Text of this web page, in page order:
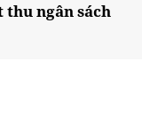
thu ngân sách